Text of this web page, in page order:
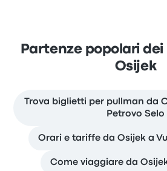
Partenze popolari
Osijek
Trova biglietti per pullman da
Petrovo Selo
Orari e tariffe da Osijek a
Come viaggiare da